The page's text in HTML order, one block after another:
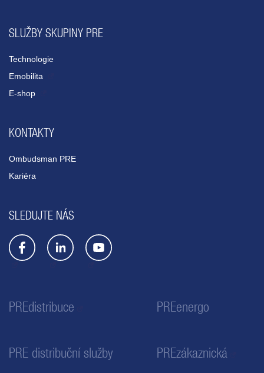
SLUŽBY SKUPINY PRE
Technologie
Emobilita
E-shop
KONTAKTY
Ombudsman PRE
Kariéra
SLEDUJTE NÁS
PREdistribuce PREenergo
PRE distribuční služby PREzákaznická